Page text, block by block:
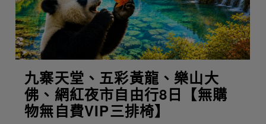
九寨天堂、五彩黃龍、樂山大
佛、網紅夜市自由行8日【無購
物無自費VIP三排椅】